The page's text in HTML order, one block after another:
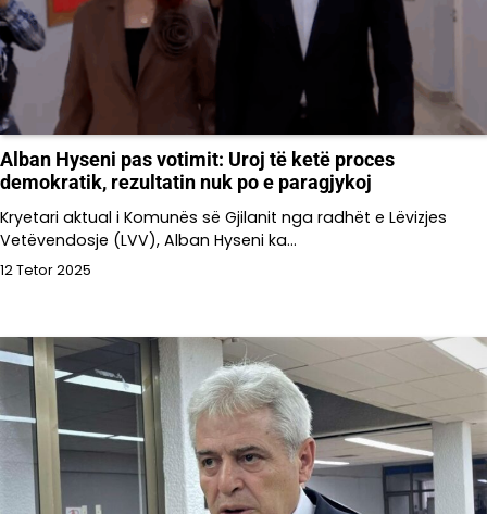
Alban Hyseni pas votimit: Uroj të ketë proces
demokratik, rezultatin nuk po e paragjykoj
Kryetari aktual i Komunës së Gjilanit nga radhët e Lëvizjes
Vetëvendosje (LVV), Alban Hyseni ka…
12 Tetor 2025